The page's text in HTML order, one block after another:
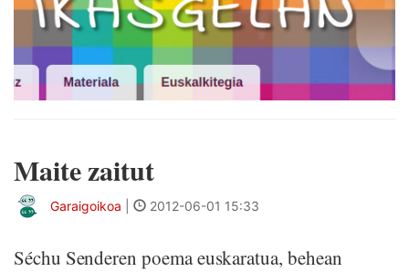
Maite zaitut
Garaigoikoa 2012-06-01 15:33
Séchu Senderen poema euskaratua, behean